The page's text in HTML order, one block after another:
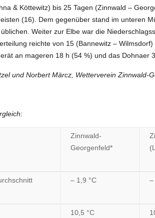
& Köttewitz) bis 25 Tagen (Zinnwald –
(16). Dem gegenüber stand im unteren
Weiter zur Elbe war die
reichte von 15 (Bannewitz –
an mageren 18 h (54 %) und das Dohnaer
und Norbert Märcz, Wetterverein Zinnwald-
Zinnwald-
Georgenfeld*
– 1,9 °C –
10,5 °C